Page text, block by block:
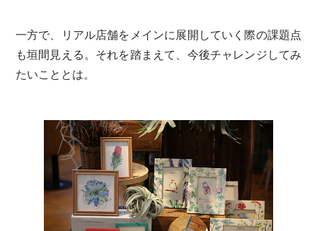
一方で、リアル店舗をメインに展開していく際の課題点
も垣間見える。それを踏まえて、今後チャレンジしてみ
たいこととは。